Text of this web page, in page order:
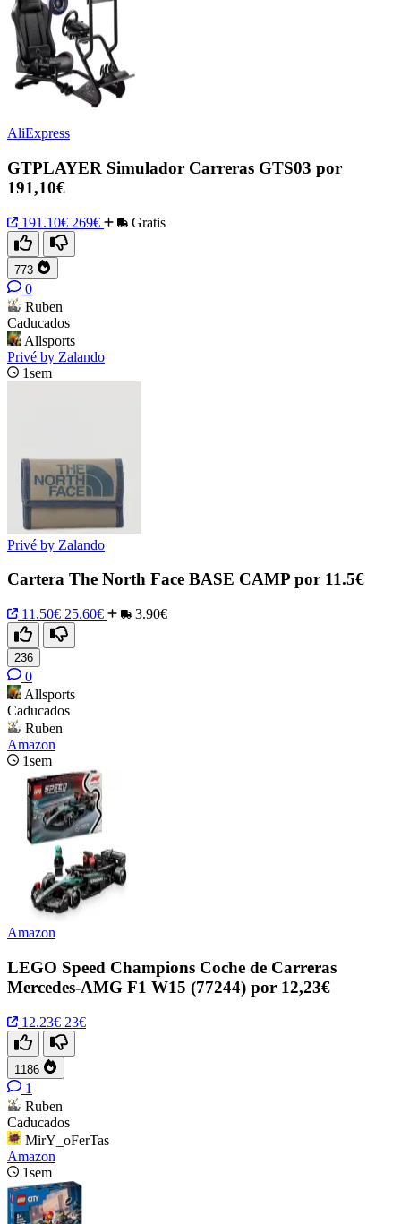
AliExpress
GTPLAYER Simulador Carreras GTS03 por
191,10€
191.10€ 269€ Gratis
773
0
Ruben
Caducados
Allsports
Privé by Zalando
1sem
Privé by Zalando
Cartera The North Face BASE CAMP por 11.5€
11.50€ 25.60€ 3.90€
236
0
Allsports
Caducados
Ruben
Amazon
1sem
Amazon
LEGO Speed Champions Coche de Carreras
Mercedes-AMG F1 W15 (77244) por 12,23€
12.23€ 23€
1186
1
Ruben
Caducados
MirY_oFerTas
Amazon
1sem